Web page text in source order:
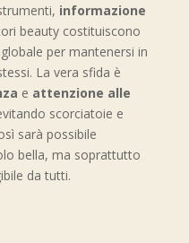
informazione
beauty costituiscono
per mantenersi in
La vera sfida è
e attenzione alle
scorciatoie e
sarà possibile
bella, ma soprattutto
da tutti.